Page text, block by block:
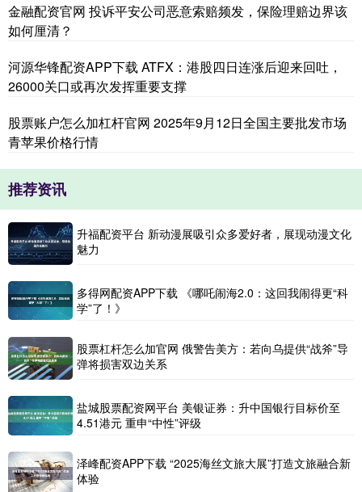
金融配资官网 投诉平安公司恶意索赔频发，保险理赔边界该
如何厘清？
河源华锋配资APP下载 ATFX：港股四日连涨后迎来回吐，
26000关口或再次发挥重要支撑
股票账户怎么加杠杆官网 2025年9月12日全国主要批发市场
青苹果价格行情
推荐资讯
升福配资平台 新动漫展吸引众多爱好者，展现动漫文化
魅力
多得网配资APP下载 《哪吒闹海2.0：这回我闹得更“科
学”了！》
股票杠杆怎么加官网 俄警告美方：若向乌提供“战斧”导
弹将损害双边关系
盐城股票配资网平台 美银证券：升中国银行目标价至
4.51港元 重申“中性”评级
泽峰配资APP下载 “2025海丝文旅大展”打造文旅融合新
体验